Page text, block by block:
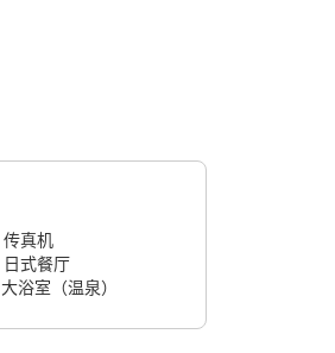
传真机
日式餐厅
大浴室（温泉）